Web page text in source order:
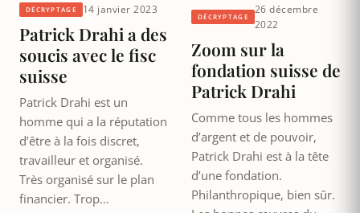
DÉCRYPTAGE 14 janvier 2023
Patrick Drahi a des
soucis avec le fisc
suisse
Patrick Drahi est un
homme qui a la réputation
d’être à la fois discret,
travailleur et organisé.
Très organisé sur le plan
financier. Trop…
DÉCRYPTAGE
26 décembre
2022
Zoom sur la
fondation suisse de
Patrick Drahi
Comme tous les hommes
d’argent et de pouvoir,
Patrick Drahi est à la tête
d’une fondation.
Philanthropique, bien sûr.